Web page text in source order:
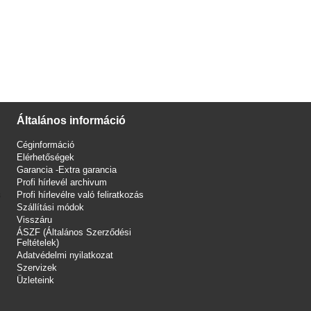
Általános információ
Céginformáció
Elérhetőségek
Garancia -Extra garancia
Profi hírlevél archivum
Profi hírlevélre való feliratkozás
Szállítási módok
Visszáru
ÁSZF (Általános Szerződési
Feltételek)
Adatvédelmi nyilatkozat
Szervizek
Üzleteink